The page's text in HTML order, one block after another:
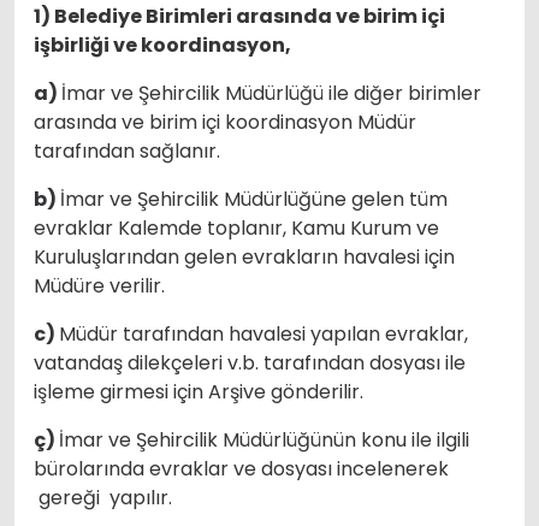
1) Belediye Birimleri arasında ve birim içi
işbirliği ve koordinasyon,
a) İmar ve Şehircilik Müdürlüğü ile diğer birimler
arasında ve birim içi koordinasyon Müdür
tarafından sağlanır.
b) İmar ve Şehircilik Müdürlüğüne gelen tüm
evraklar Kalemde toplanır, Kamu Kurum ve
Kuruluşlarından gelen evrakların havalesi için
Müdüre verilir.
c) Müdür tarafından havalesi yapılan evraklar,
vatandaş dilekçeleri v.b. tarafından dosyası ile
işleme girmesi için Arşive gönderilir.
ç) İmar ve Şehircilik Müdürlüğünün konu ile ilgili
bürolarında evraklar ve dosyası incelenerek
gereği yapılır.